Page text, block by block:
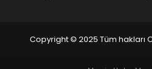
Copyright © 2025 Tüm hakları